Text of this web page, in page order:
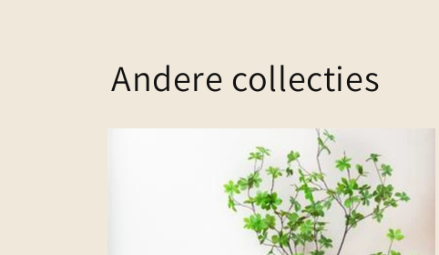
Andere collecties